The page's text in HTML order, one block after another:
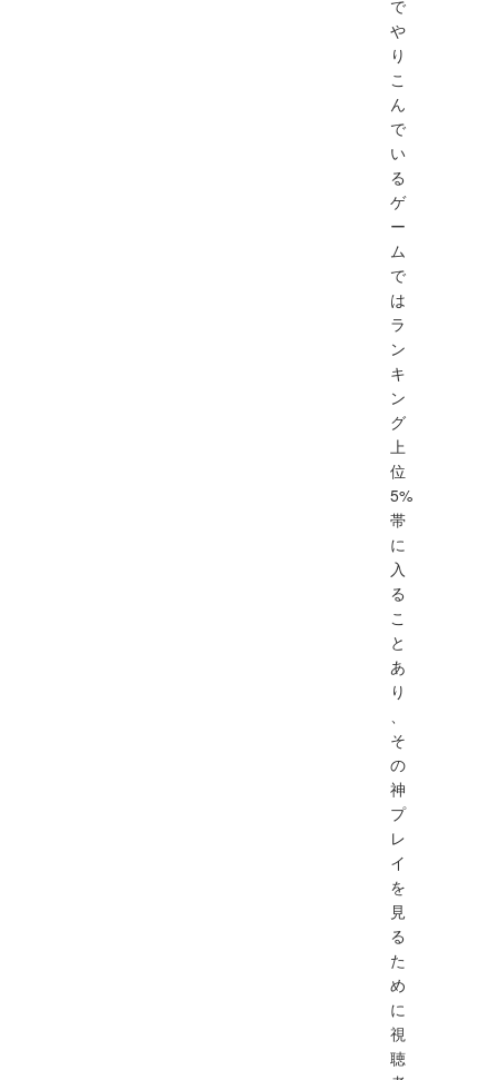
で
や
り
こ
ん
で
い
る
ゲ
ー
ム
で
は
ラ
ン
キ
ン
グ
上
位
5%
帯
に
入
る
こ
と
あ
り
、
そ
の
神
プ
レ
イ
を
見
る
た
め
に
視
聴